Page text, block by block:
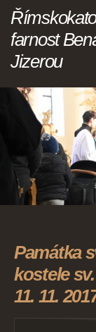
farnost
Jizerou
Památka
kostele
11. 11.